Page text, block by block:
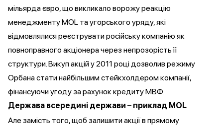
мільярда євро, що викликало ворожу реакцію
менеджменту MOL та угорського уряду, які
відмовлялися реєструвати російську компанію як
повноправного акціонера через непрозорість її
структури. Викуп акцій у 2011 році дозволив режиму
Орбана стати найбільшим стейкхолдером компанії,
фінансуючи угоду за рахунок кредиту МВФ.
Держава всередині держави – приклад MOL
Але замість того, щоб залишити акції в прямому